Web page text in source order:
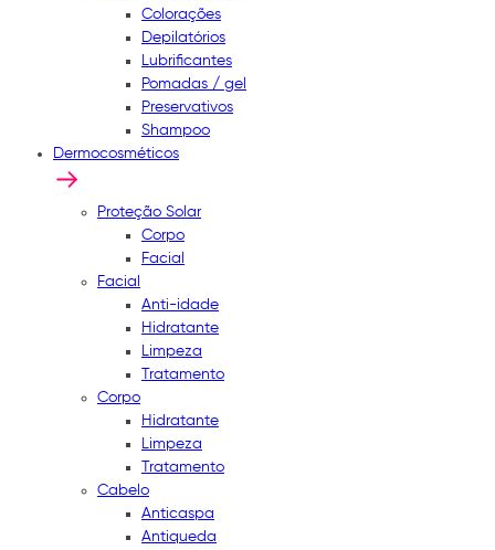
Colorações
Depilatórios
Lubrificantes
Pomadas / gel
Preservativos
Shampoo
Dermocosméticos
Proteção Solar
Corpo
Facial
Facial
Anti-idade
Hidratante
Limpeza
Tratamento
Corpo
Hidratante
Limpeza
Tratamento
Cabelo
Anticaspa
Antiqueda